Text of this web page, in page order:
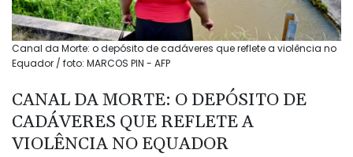
Canal da Morte: o depósito de cadáveres que reflete a violência no
Equador / foto: MARCOS PIN - AFP
CANAL DA MORTE: O DEPÓSITO DE
CADÁVERES QUE REFLETE A
VIOLÊNCIA NO EQUADOR